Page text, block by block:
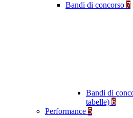
Bandi di concorso 7
Bandi di
tabelle) 6
Performance 5